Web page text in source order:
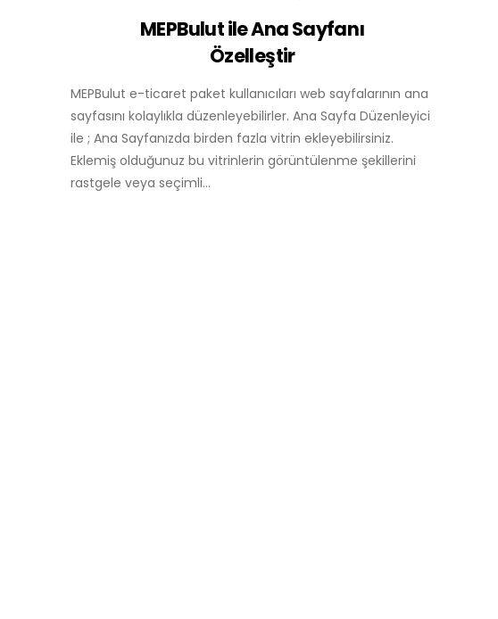
MEPBulut ile Ana Sayfanı
Özelleştir
MEPBulut e-ticaret paket kullanıcıları web sayfalarının ana
sayfasını kolaylıkla düzenleyebilirler. Ana Sayfa Düzenleyici
ile ; Ana Sayfanızda birden fazla vitrin ekleyebilirsiniz.
Eklemiş olduğunuz bu vitrinlerin görüntülenme şekillerini
rastgele veya seçimli...